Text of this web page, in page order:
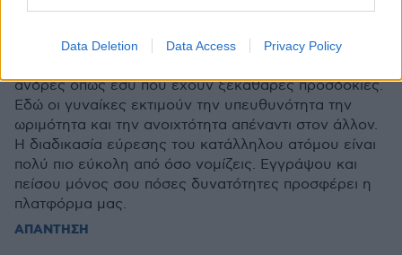
Data Deletion Data Access Privacy Policy
κάποιον ειλικρινή και έτοιμο για πραγματική σχέση. Γι
άνδρες όπως εσύ που έχουν ξεκάθαρες προσδοκίες.
Εδώ οι γυναίκες εκτιμούν την υπευθυνότητα την
ωριμότητα και την ανοιχτότητα απέναντι στον άλλον.
Η διαδικασία εύρεσης του κατάλληλου ατόμου είναι
πολύ πιο εύκολη από όσο νομίζεις. Εγγράψου και
πείσου μόνος σου πόσες δυνατότητες προσφέρει η
πλατφόρμα μας.
ΑΠΑΝΤΗΣΗ